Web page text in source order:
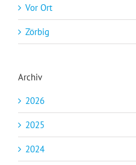
Vor Ort
Zörbig
Archiv
2026
2025
2024